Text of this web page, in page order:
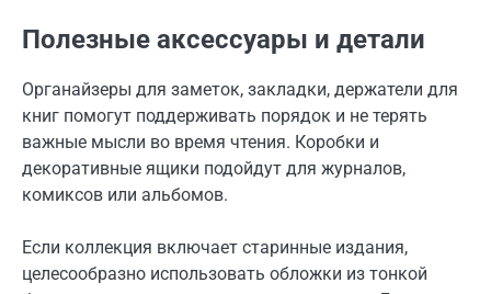
Полезные аксессуары и детали
Органайзеры для заметок, закладки, держатели для
книг помогут поддерживать порядок и не терять
важные мысли во время чтения. Коробки и
декоративные ящики подойдут для журналов,
комиксов или альбомов.
Если коллекция включает старинные издания,
целесообразно использовать обложки из тонкой